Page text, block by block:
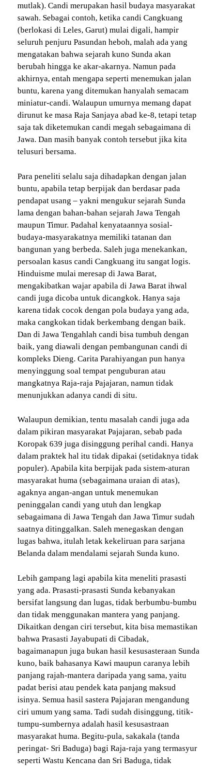
mutlak). Candi merupakan hasil budaya masyarakat
sawah. Sebagai contoh, ketika candi Cangkuang
(berlokasi di Leles, Garut) mulai digali, hampir
seluruh penjuru Pasundan heboh, malah ada yang
mengatakan bahwa sejarah kuno Sunda akan
berubah hingga ke akar-akarnya. Namun pada
akhirnya, entah mengapa seperti menemukan jalan
buntu, karena yang ditemukan hanyalah semacam
miniatur-candi. Walaupun umurnya memang dapat
dirunut ke masa Raja Sanjaya abad ke-8, tetapi tetap
saja tak diketemukan candi megah sebagaimana di
Jawa. Dan masih banyak contoh tersebut jika kita
telusuri bersama.
Para peneliti selalu saja dihadapkan dengan jalan
buntu, apabila tetap berpijak dan berdasar pada
pendapat usang – yakni mengukur sejarah Sunda
lama dengan bahan-bahan sejarah Jawa Tengah
maupun Timur. Padahal kenyataannya sosial-
budaya-masyarakatnya memiliki tatanan dan
bangunan yang berbeda. Saleh juga menekankan,
persoalan kasus candi Cangkuang itu sangat logis.
Hinduisme mulai meresap di Jawa Barat,
mengakibatkan wajar apabila di Jawa Barat ihwal
candi juga dicoba untuk dicangkok. Hanya saja
karena tidak cocok dengan pola budaya yang ada,
maka cangkokan tidak berkembang dengan baik.
Dan di Jawa Tengahlah candi bisa tumbuh dengan
baik, yang diawali dengan pembangunan candi di
kompleks Dieng. Carita Parahiyangan pun hanya
menyinggung soal tempat penguburan atau
mangkatnya Raja-raja Pajajaran, namun tidak
menunjukkan adanya candi di situ.
Walaupun demikian, tentu masalah candi juga ada
dalam pikiran masyarakat Pajajaran, sebab pada
Koropak 639 juga disinggung perihal candi. Hanya
dalam praktek hal itu tidak dipakai (setidaknya tidak
populer). Apabila kita berpijak pada sistem-aturan
masyarakat huma (sebagaimana uraian di atas),
agaknya angan-angan untuk menemukan
peninggalan candi yang utuh dan lengkap
sebagaimana di Jawa Tengah dan Jawa Timur sudah
saatnya ditinggalkan. Saleh menegaskan dengan
lugas bahwa, itulah letak kekeliruan para sarjana
Belanda dalam mendalami sejarah Sunda kuno.
Lebih gampang lagi apabila kita meneliti prasasti
yang ada. Prasasti-prasasti Sunda kebanyakan
bersifat langsung dan lugas, tidak berbumbu-bumbu
dan tidak menggunakan mantera yang panjang.
Dikaitkan dengan ciri tersebut, kita bisa memastikan
bahwa Prasasti Jayabupati di Cibadak,
bagaimanapun juga bukan hasil kesusasteraan Sunda
kuno, baik bahasanya Kawi maupun caranya lebih
panjang rajah-mantera daripada yang sama, yaitu
padat berisi atau pendek kata panjang maksud
isinya. Semua hasil sastera Pajajaran mengandung
ciri umum yang sama. Tadi sudah disinggung, titik-
tumpu-sumbernya adalah hasil kesusastraan
masyarakat huma. Begitu-pula, sakakala (tanda
peringat- Sri Baduga) bagi Raja-raja yang termasyur
seperti Wastu Kencana dan Sri Baduga, tidak